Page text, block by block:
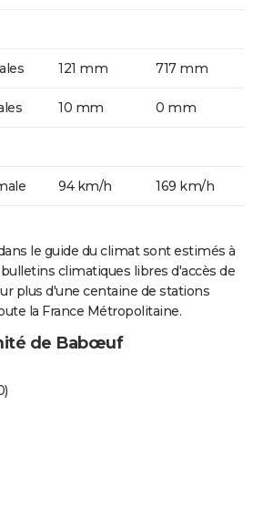
121 mm 717 mm
10 mm 0 mm
94 km/h 169 km/h
le guide du climat sont estimés à
climatiques libres d'accès de
plus d'une centaine de stations
la France Métropolitaine.
de Babœuf